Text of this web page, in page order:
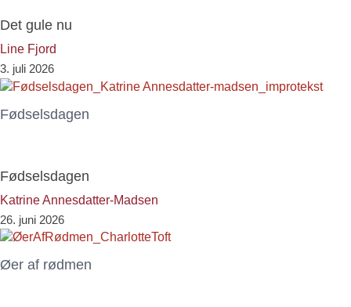
Det gule nu
Line Fjord
3. juli 2026
Fødselsdagen
Fødselsdagen
Katrine Annesdatter-Madsen
26. juni 2026
Øer af rødmen